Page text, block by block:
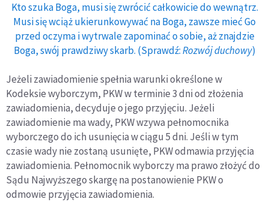
Kto szuka Boga, musi się zwrócić całkowicie do wewnątrz.
Musi się wciąż ukierunkowywać na Boga, zawsze mieć Go
przed oczyma i wytrwale zapominać o sobie, aż znajdzie
Boga, swój prawdziwy skarb. (Sprawdź:Rozwój duchowy)
Jeżeli zawiadomienie spełnia warunki określone w
Kodeksie wyborczym, PKW w terminie 3 dni od złożenia
zawiadomienia, decyduje o jego przyjęciu. Jeżeli
zawiadomienie ma wady, PKW wzywa pełnomocnika
wyborczego do ich usunięcia w ciągu 5 dni. Jeśli w tym
czasie wady nie zostaną usunięte, PKW odmawia przyjęcia
zawiadomienia. Pełnomocnik wyborczy ma prawo złożyć do
Sądu Najwyższego skargę na postanowienie PKW o
odmowie przyjęcia zawiadomienia.